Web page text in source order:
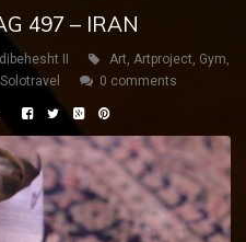
497 – IRAN
II Art, Artproject, Gym,
Solotravel 0 comments